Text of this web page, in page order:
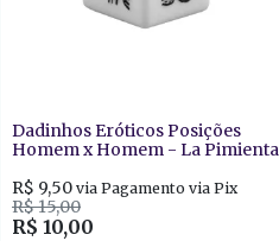
Dadinhos Eróticos Posições
Homem x Homem - La Pimienta
R$ 15,00
R$ 10,00
R$ 9,50 via Pagamento via Pix